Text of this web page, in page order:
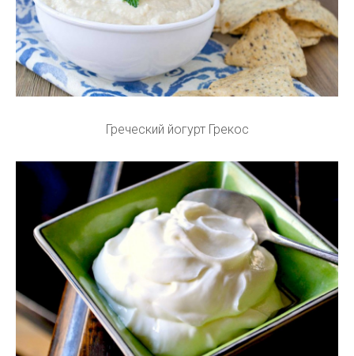
Греческий йогурт Грекос